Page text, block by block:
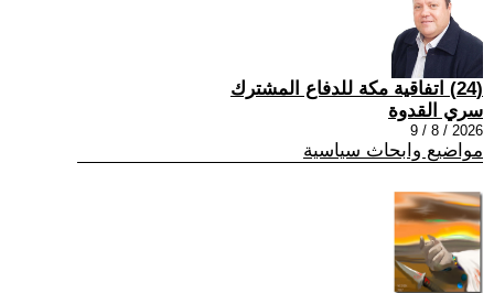
(24) اتفاقية مكة للدفاع المشترك
سري القدوة
2026 / 8 / 9
مواضيع وابحاث سياسية